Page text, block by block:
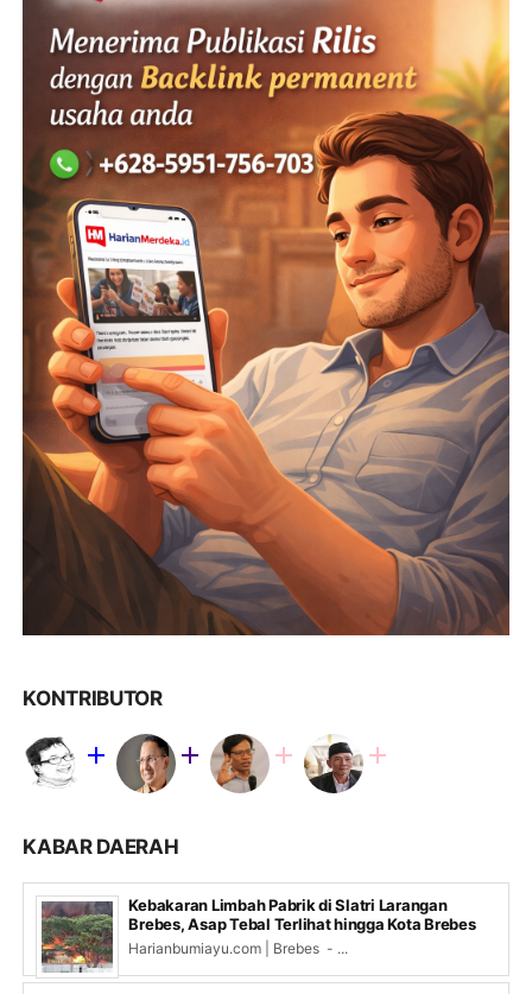
KONTRIBUTOR
KABAR DAERAH
Kebakaran Limbah Pabrik di Slatri Larangan
Brebes, Asap Tebal Terlihat hingga Kota Brebes
Harianbumiayu.com | Brebes - ...